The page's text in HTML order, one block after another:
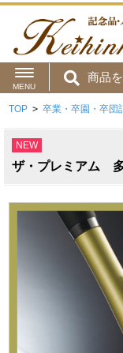
MENU
商品
用途から
商品カテゴリ
TOP > 卒業・卒園・卒団
NEW
ザ・プレミアム